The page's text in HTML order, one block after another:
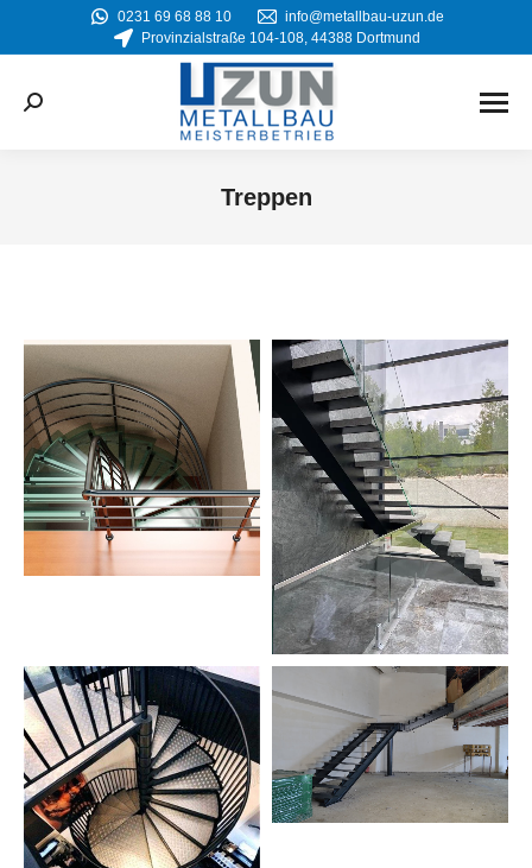
0231 69 68 88 10
info@metallbau-uzun.de
Provinzialstraße 104-108, 44388 Dortmund
Search:
Treppen